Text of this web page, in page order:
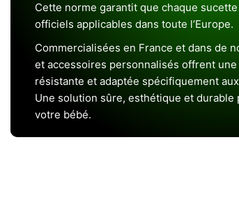
Cette norme garantit que chaque
officiels applicables dans toute l’Europe.
Commercialisées en France et dans de
et accessoires personnalisés offrent
résistante et adaptée spécifiquement
Une solution sûre, esthétique et
votre bébé.